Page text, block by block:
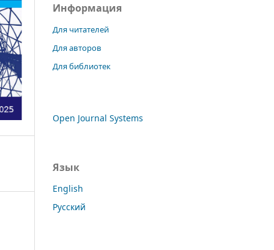
Информация
Для читателей
Для авторов
Для библиотек
Open Journal Systems
Язык
English
Русский